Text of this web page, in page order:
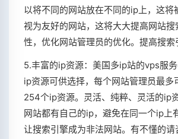
以将不同的网站放在不同的ip上，这将
视为友好的网站，这将大大提高网站
性，优化网站管理员的优化。提高搜索
5.丰富的ip资源：美国多ip站的vps服
ip资源可供选择，每个网站管理员最多
254个ip资源。灵活、纯粹、灵活的ip
网站都有自己的ip，避免在同一个ip上
让搜索引擎成为非法网站。有不懂的请